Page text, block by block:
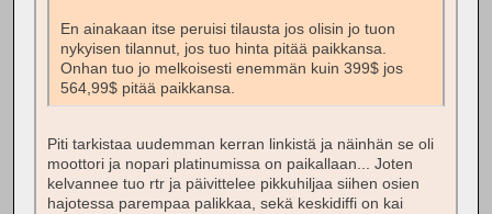
En ainakaan itse peruisi tilausta jos olisin jo tuon
nykyisen tilannut, jos tuo hinta pitää paikkansa.
Onhan tuo jo melkoisesti enemmän kuin 399$ jos
564,99$ pitää paikkansa.
Piti tarkistaa uudemman kerran linkistä ja näinhän se oli
moottori ja nopari platinumissa on paikallaan... Joten
kelvannee tuo rtr ja päivittelee pikkuhiljaa siihen osien
hajotessa parempaa palikkaa, sekä keskidiffi on kai